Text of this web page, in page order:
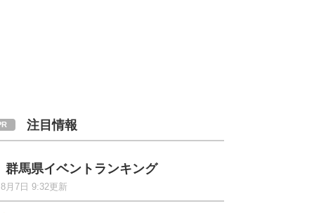
注目情報
群馬県イベントランキング
8月7日 9:32更新